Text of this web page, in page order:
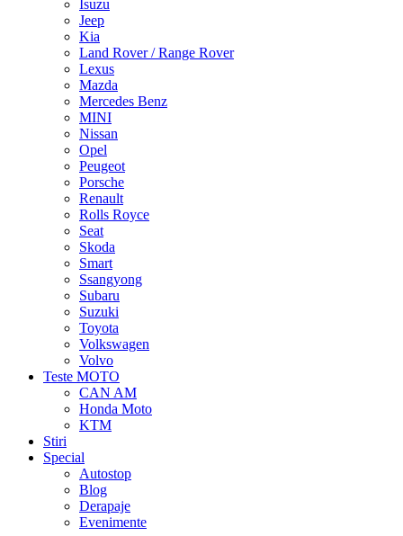
Isuzu
Jeep
Kia
Land Rover / Range Rover
Lexus
Mazda
Mercedes Benz
MINI
Nissan
Opel
Peugeot
Porsche
Renault
Rolls Royce
Seat
Skoda
Smart
Ssangyong
Subaru
Suzuki
Toyota
Volkswagen
Volvo
Teste MOTO
CAN AM
Honda Moto
KTM
Stiri
Special
Autostop
Blog
Derapaje
Evenimente